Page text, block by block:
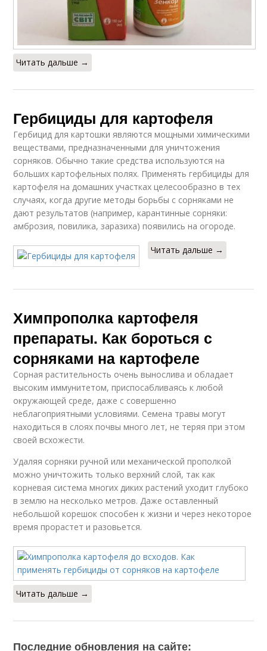
Читать дальше →
Гербициды для картофеля
Гербицид для картошки являются мощными химическими
веществами, предназначенными для уничтожения
сорняков. Обычно такие средства используются на
больших картофельных полях. Применять гербициды для
картофеля на домашних участках целесообразно в тех
случаях, когда другие методы борьбы с сорняками не
дают результатов (например, карантинные сорняки:
амброзия, повилика, заразиха) появились на огороде.
Читать дальше →
Химпрополка картофеля
препараты. Как бороться с
сорняками на картофеле
Сорная растительность очень вынослива и обладает
высоким иммунитетом, приспосабливаясь к любой
окружающей среде, даже с совершенно
неблагоприятными условиями. Семена травы могут
находиться в слоях почвы много лет, не теряя при этом
своей всхожести.
Удаляя сорняки ручной или механической прополкой
можно уничтожить только верхний слой, так как
корневая система многих диких растений уходит глубоко
в землю на несколько метров. Даже оставленный
небольшой корешок способен к жизни и через некоторое
время прорастет и разовьется.
Читать дальше →
Последние обновления на сайте: